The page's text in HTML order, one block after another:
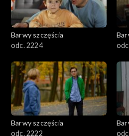
Barwy szczęścia
odc. 2224
Barwy szczęścia
odc. 2222